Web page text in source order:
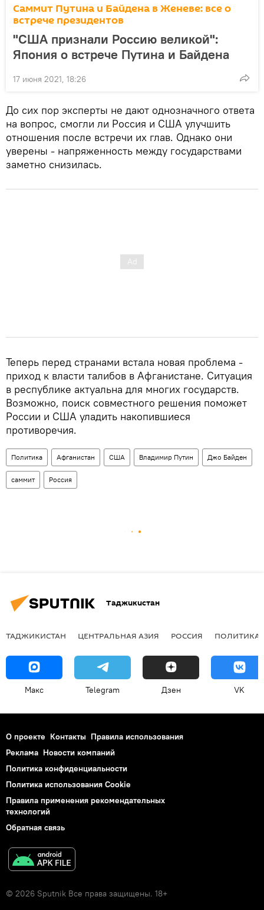
Саммит Путина и Байдена в Женеве: все о
встрече президентов
"США признали Россию великой":
Япония о встрече Путина и Байдена
17 июня 2021, 18:26
До сих пор эксперты не дают однозначного ответа
на вопрос, смогли ли Россия и США улучшить
отношения после встречи их глав. Однако они
уверены - напряженность между государствами
заметно снизилась.
Теперь перед странами встала новая проблема -
приход к власти талибов в Афганистане. Ситуация
в республике актуальна для многих государств.
Возможно, поиск совместного решения поможет
России и США уладить накопившиеся
противоречия.
Политика Афганистан США Владимир Путин Джо Байден
саммит Россия
Таджикистан
ТАДЖИКИСТАН ЦЕНТРАЛЬНАЯ АЗИЯ РОССИЯ ПОЛИТИКА
Макс Telegram Дзен VK
О проекте Контакты Правила использования
Реклама Новости компаний
Политика конфиденциальности
Политика использования Cookie
Правила применения рекомендательных
технологий
Обратная связь
© 2026 Sputnik Все права защищены. 18+